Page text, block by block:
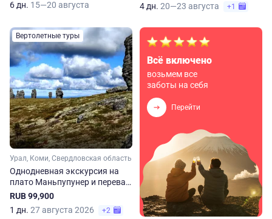
6 дн. 15—20 августа
4 дн. 20—23 августа +1
Вертолетные туры
Урал, Коми, Свердловская область
Однодневная экскурсия на
плато Маньпупунер и перевал
Дятлова
RUB 99,900
1 дн. 27 августа 2026 +2
Всё включено
возьмем все
заботы на себя
Перейти